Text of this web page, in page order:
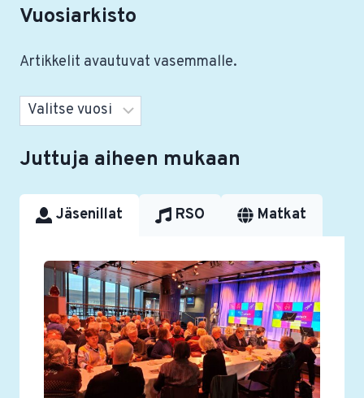
Vuosiarkisto
Artikkelit avautuvat vasemmalle.
Arkistot
Juttuja aiheen mukaan
Jäsenillat RSO Matkat